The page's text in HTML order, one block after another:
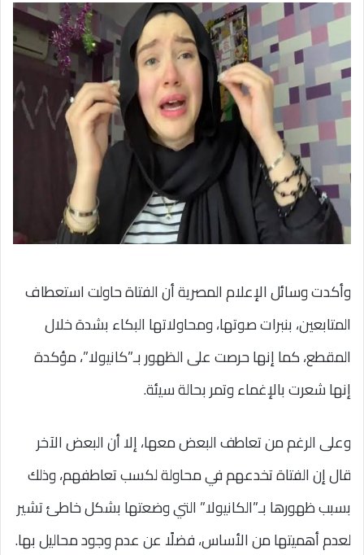
وأكدت وسائل الإعلام المصرية أن الفتاة حاولت استعطاف
المتابعين، بنبرات صوتها، ومحاولاتها البكاء بشدة خلال
المقطع، كما إنها حرصت على الظهور بـ”كانيولا”، مؤكدة
إنها شعرت بالإغماء وتمر بحالة سيئة.
وعلى الرغم من تعاطف البعض معها، إلا أن البعض الآخر
قال إن الفتاة تخدعهم في محاولة لكسب تعاطفهم، وذلك
بسبب ظهورها بـ”الكانيولا” التي وضعتها بشكل خاطئ تشير
لعدم أهميتها من الأساس، فضلًا عن عدم وجود محاليل بها.